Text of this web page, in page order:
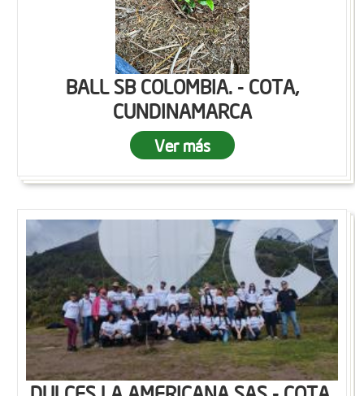
BALL SB COLOMBIA. - COTA,
CUNDINAMARCA
Ver más